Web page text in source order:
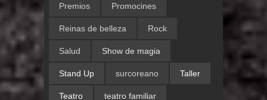
Premios Promocines
Reinas de belleza Rock
Salud Show de magia
Stand Up surcoreano Taller
Teatro teatro familiar